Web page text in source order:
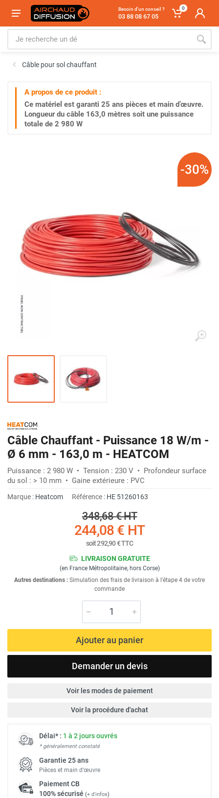
Besoin d'un conseil ?
03 88 08 67 05
0
Câble pour sol chauffant
A propos de ce produit :
Ce matériel est garanti 25 ans pièces et main d’œuvre.
Longueur du câble 163,0 mètres soit une puissance
totale de 2 980 W
-30%
Câble Chauffant - Puissance 18 W/m -
Ø 6 mm - 163,0 m - HEATCOM
Puissance : 2 980 W • Tension : 230 V • Profondeur surface
du sol : > 10 mm • Gaine extérieure : PVC
Marque : Heatcom Référence : HE 51260163
348,68 €HT
244,08 € HT
soit292,90 €TTC
LIVRAISON GRATUITE
(en France Métropolitaine, hors Corse)
Autres destinations : Simulation des frais de livraison à l'étape 4 de votre
commande
Ajouter au panier
Demander un devis
Voir les modes de paiement
Voir la procédure d'achat
Délai* : 1 à 2 jours ouvrés
* généralement constaté
Garantie 25 ans
Pièces et main d’œuvre
PaiementCB
100% sécurisé (+ d'infos)